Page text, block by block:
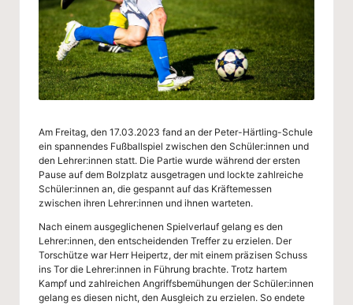
c
h
ul
e
W
u
p
p
er
ta
l
Am Freitag, den 17.03.2023 fand an der Peter-Härtling-Schule
ein spannendes Fußballspiel zwischen den Schüler:innen und
den Lehrer:innen statt. Die Partie wurde während der ersten
Pause auf dem Bolzplatz ausgetragen und lockte zahlreiche
Schüler:innen an, die gespannt auf das Kräftemessen
zwischen ihren Lehrer:innen und ihnen warteten.
Nach einem ausgeglichenen Spielverlauf gelang es den
Lehrer:innen, den entscheidenden Treffer zu erzielen. Der
Torschütze war Herr Heipertz, der mit einem präzisen Schuss
ins Tor die Lehrer:innen in Führung brachte. Trotz hartem
Kampf und zahlreichen Angriffsbemühungen der Schüler:innen
gelang es diesen nicht, den Ausgleich zu erzielen. So endete